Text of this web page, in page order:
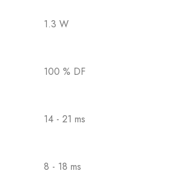
1.3 W
100 % DF
14 - 21 ms
8 - 18 ms